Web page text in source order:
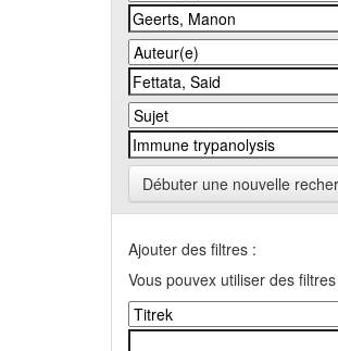
Débuter une nouvelle
Ajouter des filtres :
Vous pouvex utiliser des